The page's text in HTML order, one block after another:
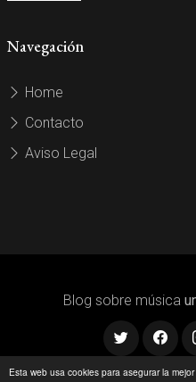
Esta web usa cookies para asegurar la
Navegación
Home
Contacto
Aviso Legal
Blog sobre música